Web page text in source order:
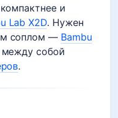
и
Lab X2D. Нужен
соплом — Bambu
собой
.